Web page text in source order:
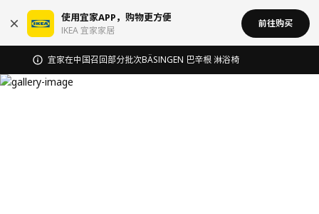
使用宜家APP，购物更方便
IKEA 宜家家居
前往购买
宜家在中国召回部分批次BÄSINGEN 巴辛根 淋浴椅